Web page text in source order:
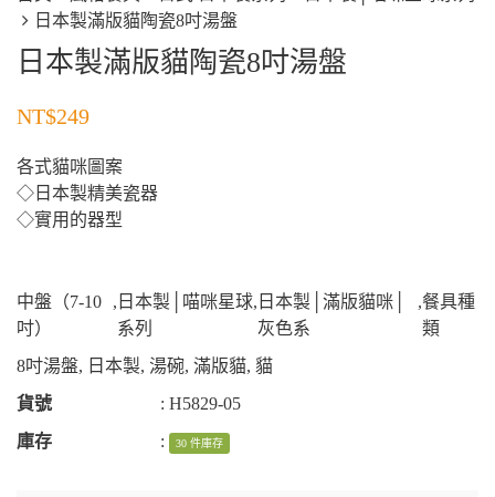
日本製滿版貓陶瓷8吋湯盤
日本製滿版貓陶瓷8吋湯盤
NT$249
各式貓咪圖案
◇日本製精美瓷器
◇實用的器型
中盤（7-10
吋）
, 日本製│喵咪星球
系列
, 日本製│滿版貓咪│
灰色系
,餐具種
類
8吋湯盤, 日本製, 湯碗, 滿版貓, 貓
貨號
: H5829-05
庫存
: 30 件庫存